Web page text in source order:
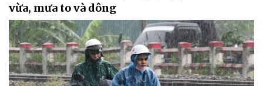
vừa, mưa to và dông